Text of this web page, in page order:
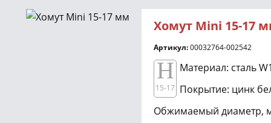
Хомут Mini 15-17
Артикул:00032764-002542
H
15-17
Материал: сталь
Покрытие: цинк
Обжимаемый диаметр,